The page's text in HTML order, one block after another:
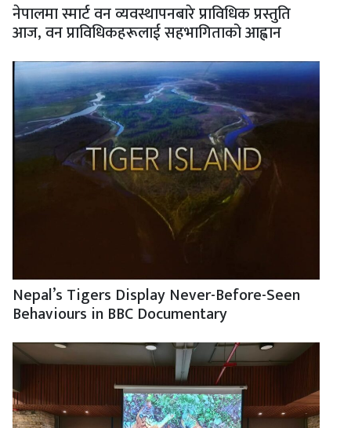
नेपालमा स्मार्ट वन व्यवस्थापनबारे प्राविधिक प्रस्तुति
आज, वन प्राविधिकहरूलाई सहभागिताको आह्वान
Nepal’s Tigers Display Never-Before-Seen
Behaviours in BBC Documentary